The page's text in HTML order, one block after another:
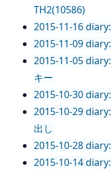
TH2(10586)
2015-11-16
2015-11-09
2015-11-05
キー
2015-10-30
2015-10-29
出し
2015-10-28
2015-10-14